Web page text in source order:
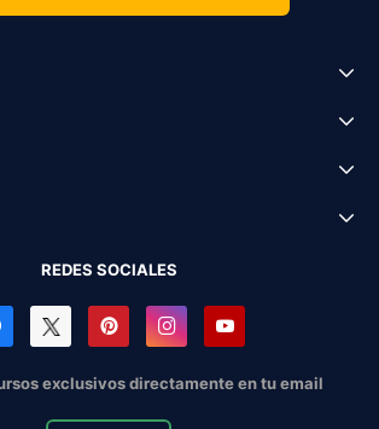
REDES SOCIALES
exclusivos directamente en tu email